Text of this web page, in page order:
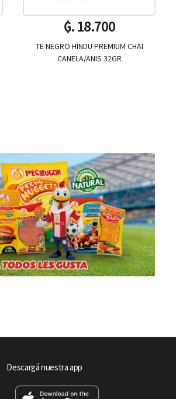
₲. 18.700
TE NEGRO HINDU PREMIUM CHAI
CANELA/ANIS 32GR
Descargá nuestra app